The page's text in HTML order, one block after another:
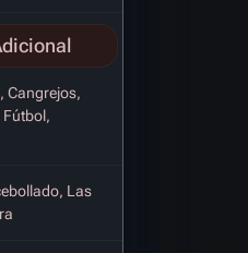
Cangrejos,
Las